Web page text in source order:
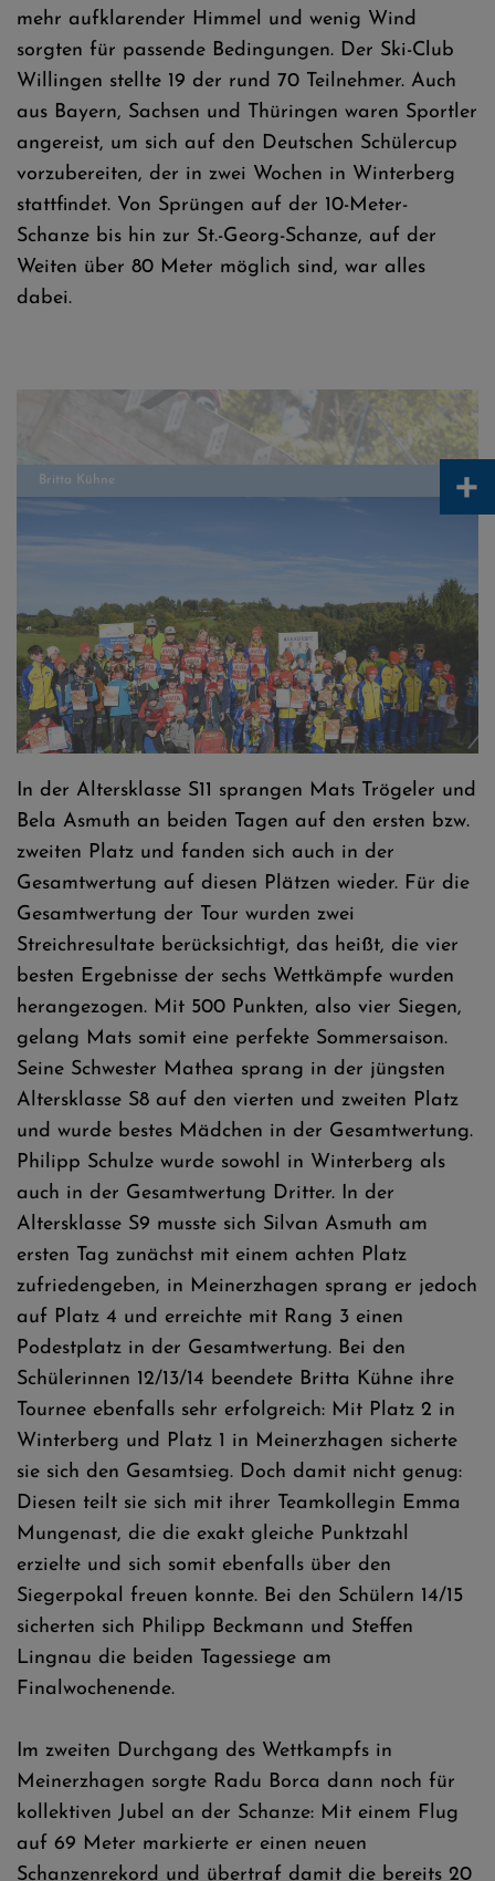
mehr aufklarender Himmel und wenig Wind
sorgten für passende Bedingungen. Der Ski-Club
Willingen stellte 19 der rund 70 Teilnehmer. Auch
aus Bayern, Sachsen und Thüringen waren Sportler
angereist, um sich auf den Deutschen Schülercup
vorzubereiten, der in zwei Wochen in Winterberg
stattfindet. Von Sprüngen auf der 10-Meter-
Schanze bis hin zur St.-Georg-Schanze, auf der
Weiten über 80 Meter möglich sind, war alles
dabei.
Gruppenbild Teilnehmer
In der Altersklasse S11 sprangen Mats Trögeler und
Bela Asmuth an beiden Tagen auf den ersten bzw.
zweiten Platz und fanden sich auch in der
Gesamtwertung auf diesen Plätzen wieder. Für die
Gesamtwertung der Tour wurden zwei
Streichresultate berücksichtigt, das heißt, die vier
besten Ergebnisse der sechs Wettkämpfe wurden
herangezogen. Mit 500 Punkten, also vier Siegen,
gelang Mats somit eine perfekte Sommersaison.
Seine Schwester Mathea sprang in der jüngsten
Altersklasse S8 auf den vierten und zweiten Platz
und wurde bestes Mädchen in der Gesamtwertung.
Philipp Schulze wurde sowohl in Winterberg als
auch in der Gesamtwertung Dritter. In der
Altersklasse S9 musste sich Silvan Asmuth am
ersten Tag zunächst mit einem achten Platz
zufriedengeben, in Meinerzhagen sprang er jedoch
auf Platz 4 und erreichte mit Rang 3 einen
Podestplatz in der Gesamtwertung. Bei den
Schülerinnen 12/13/14 beendete Britta Kühne ihre
Tournee ebenfalls sehr erfolgreich: Mit Platz 2 in
Winterberg und Platz 1 in Meinerzhagen sicherte
sie sich den Gesamtsieg. Doch damit nicht genug:
Diesen teilt sie sich mit ihrer Teamkollegin Emma
Mungenast, die die exakt gleiche Punktzahl
erzielte und sich somit ebenfalls über den
Siegerpokal freuen konnte. Bei den Schülern 14/15
sicherten sich Philipp Beckmann und Steffen
Lingnau die beiden Tagessiege am
Finalwochenende.
Im zweiten Durchgang des Wettkampfs in
Meinerzhagen sorgte Radu Borca dann noch für
kollektiven Jubel an der Schanze: Mit einem Flug
auf 69 Meter markierte er einen neuen
Schanzenrekord und übertraf damit die bereits 20
+